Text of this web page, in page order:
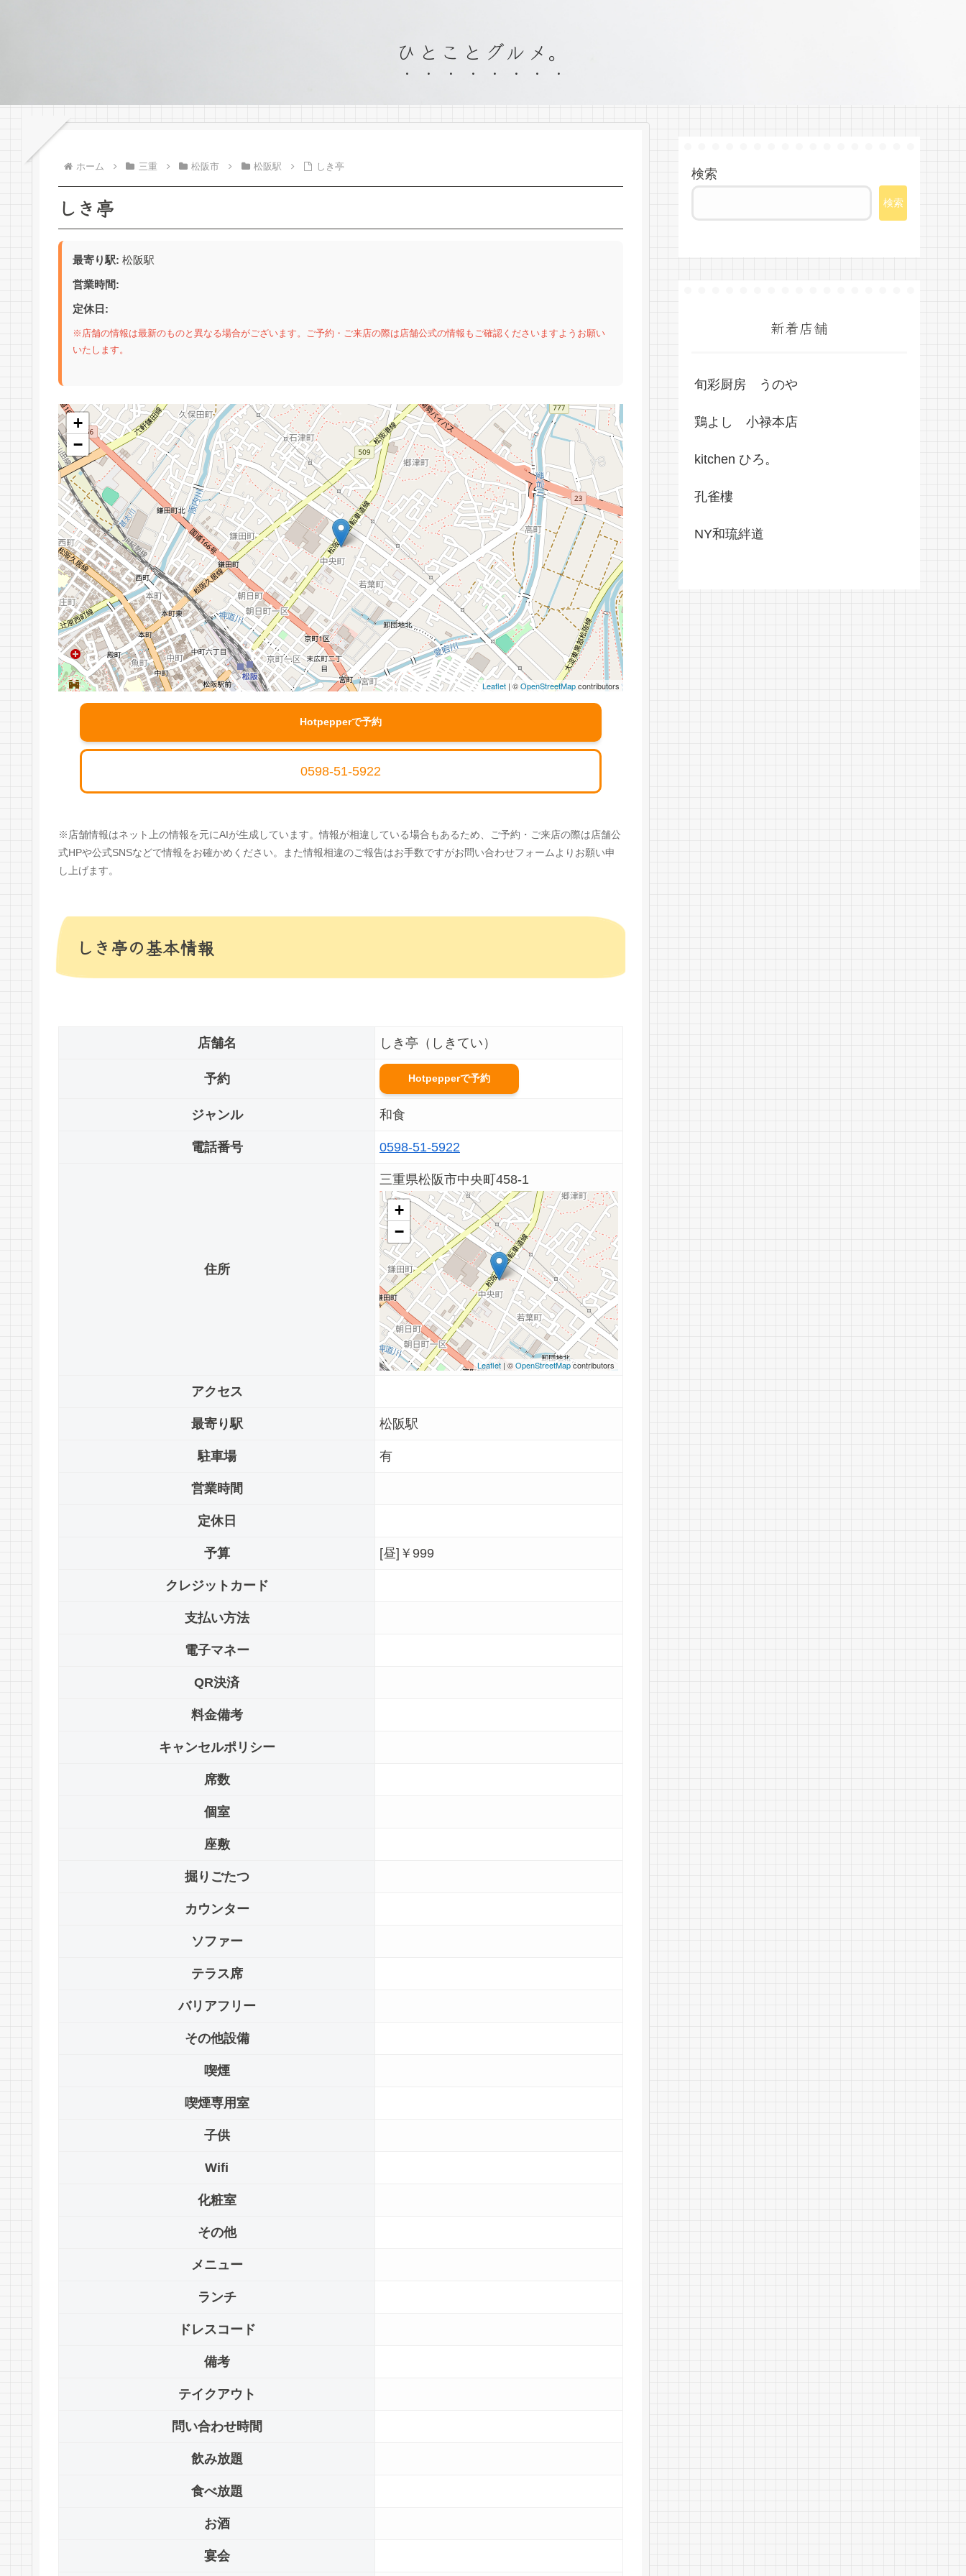
ひとことグルメ。
ホーム 三重 松阪市 松阪駅 しき亭
しき亭
最寄り駅: 松阪駅
営業時間:
定休日:
※店舗の情報は最新のものと異なる場合がございます。ご予約・ご来店の際は店舗公式の情報もご確認くださいますようお願い
いたします。
+
−
Leaflet | ©OpenStreetMapcontributors
Hotpepperで予約
0598-51-5922
※店舗情報はネット上の情報を元にAIが生成しています。情報が相違している場合もあるため、ご予約・ご来店の際は店舗公
式HPや公式SNSなどで情報をお確かめください。また情報相違のご報告はお手数ですがお問い合わせフォームよりお願い申
し上げます。
しき亭の基本情報
店舗名 しき亭（しきてい）
予約 Hotpepperで予約
ジャンル 和食
電話番号 0598-51-5922
住所
三重県松阪市中央町458-1
+
−
Leaflet | ©OpenStreetMapcontributors
アクセス
最寄り駅 松阪駅
駐車場 有
営業時間
定休日
予算 [昼]￥999
クレジットカード
支払い方法
電子マネー
QR決済
料金備考
キャンセルポリシー
席数
個室
座敷
掘りごたつ
カウンター
ソファー
テラス席
バリアフリー
その他設備
喫煙
喫煙専用室
子供
Wifi
化粧室
その他
メニュー
ランチ
ドレスコード
備考
テイクアウト
問い合わせ時間
飲み放題
食べ放題
お酒
宴会
検索
検索
新着店舗
旬彩厨房 うのや
鶏よし 小禄本店
kitchen ひろ。
孔雀樓
NY和琉絆道